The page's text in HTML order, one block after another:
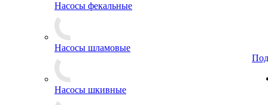
Насосы фекальные
Насосы шламовые
Насосы шкивные